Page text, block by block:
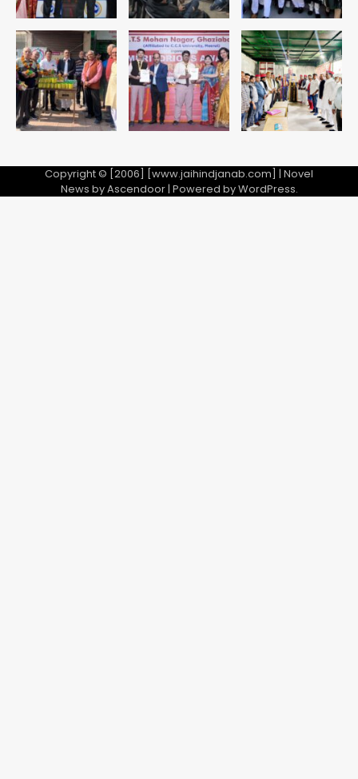
Copyright © [2006] [www.jaihindjanab.com] | Novel
News byAscendoor| Powered byWordPress.